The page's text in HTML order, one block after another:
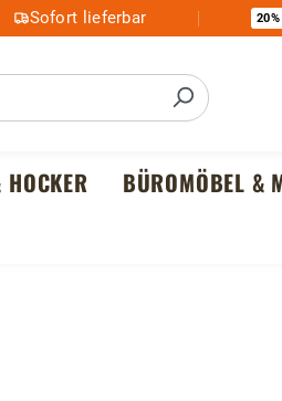
Sofort lieferbar 20%
BÜROMÖBEL &